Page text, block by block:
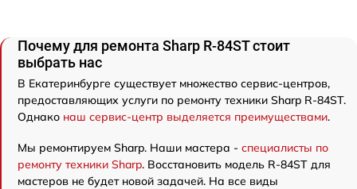
Почему для ремонта Sharp R-84ST стоит
выбрать нас
В Екатеринбурге существует множество сервис-центров,
предоставляющих услуги по ремонту техники Sharp R-84ST.
Однако наш сервис-центр выделяется преимуществами.
Мы ремонтируем Sharp. Наши мастера - специалисты по
ремонту техники Sharp. Восстановить модель R-84ST для
мастеров не будет новой задачей. На все виды